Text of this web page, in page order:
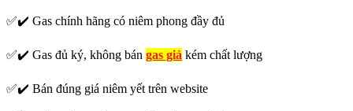
✅✔️ Gas chính hãng có niêm phong đầy đủ
✅✔️ Gas đủ ký, không bán gas giả kém chất lượng
✅✔️ Bán đúng giá niêm yết trên website